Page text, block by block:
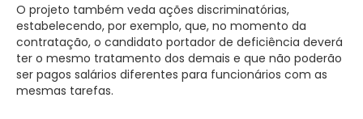
O projeto também veda ações discriminatórias,
estabelecendo, por exemplo, que, no momento da
contratação, o candidato portador de deficiência deverá
ter o mesmo tratamento dos demais e que não poderão
ser pagos salários diferentes para funcionários com as
mesmas tarefas.